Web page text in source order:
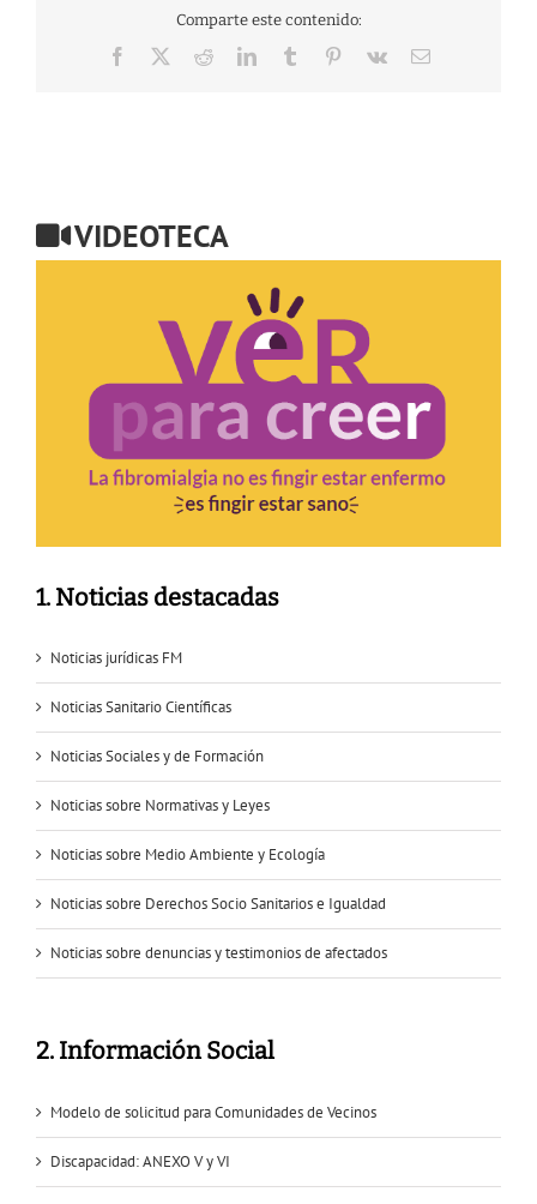
Comparte este contenido:
Facebook RedditLinkedInTumblr Pinterest
Vk
Correo
VIDEOTECA
1. Noticias destacadas
Noticias jurídicas FM
Noticias Sanitario Científicas
Noticias Sociales y de Formación
Noticias sobre Normativas y Leyes
Noticias sobre Medio Ambiente y Ecología
Noticias sobre Derechos Socio Sanitarios e Igualdad
Noticias sobre denuncias y testimonios de afectados
2. Información Social
Modelo de solicitud para Comunidades de Vecinos
Discapacidad: ANEXO V y VI